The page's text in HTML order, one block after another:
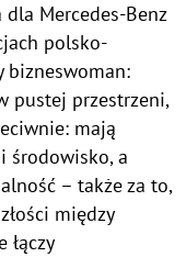
Mercedes-Benz
polsko-
bizneswoman:
pustej przestrzeni,
mają
środowisko, a
– także za to,
między